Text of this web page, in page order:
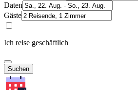
Daten
Gäste
Ich reise geschäftlich
Suchen